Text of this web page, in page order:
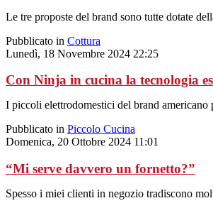
Le tre proposte del brand sono tutte dotate
Pubblicato in Cottura
Lunedì, 18 Novembre 2024 22:25
Con Ninja in cucina la tecnologia
I piccoli elettrodomestici del brand
Pubblicato in Piccolo Cucina
Domenica, 20 Ottobre 2024 11:01
“Mi serve davvero un fornetto?”
Spesso i miei clienti in negozio tradiscono